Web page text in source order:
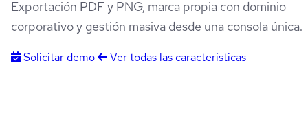
Exportación PDF y PNG, marca propia con dominio
corporativo y gestión masiva desde una consola única.
Solicitar demo Ver todas las características